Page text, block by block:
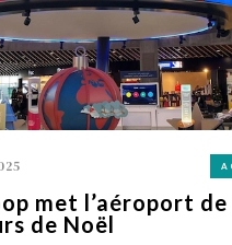
met l’aéroport de
de Noël